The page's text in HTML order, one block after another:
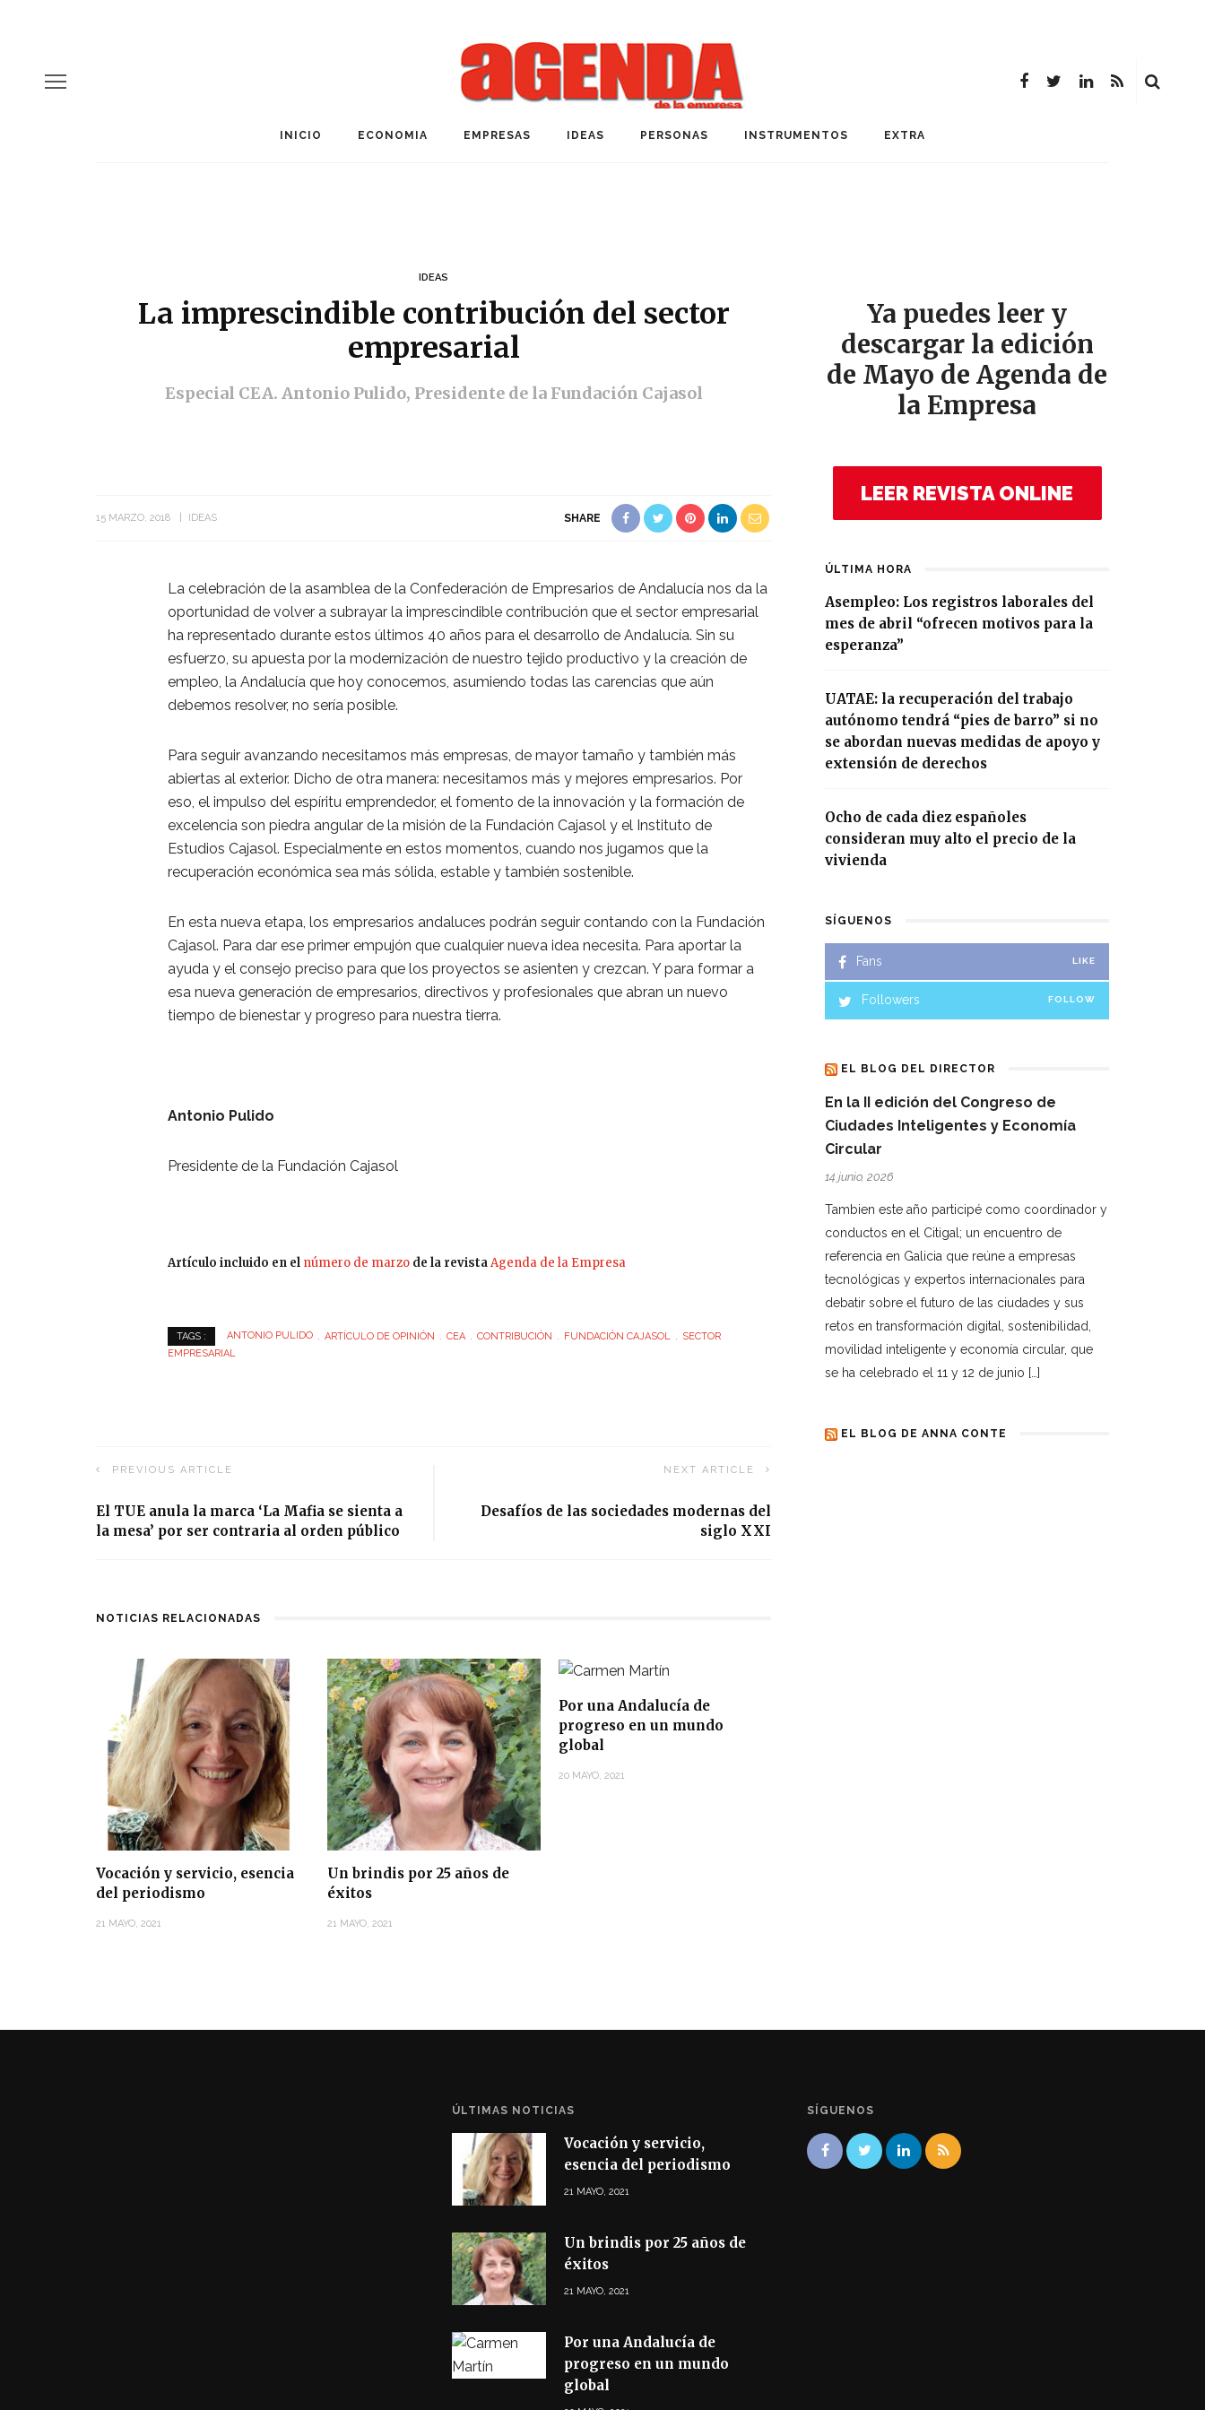
INICIO ECONOMIA EMPRESAS IDEAS PERSONAS INSTRUMENTOS EXTRA
IDEAS
La imprescindible contribución del sector
empresarial
Especial CEA. Antonio Pulido, Presidente de la Fundación Cajasol
15 MARZO, 2018 IDEAS SHARE
La celebración de la asamblea de la Confederación de Empresarios de Andalucía nos da la
oportunidad de volver a subrayar la imprescindible contribución que el sector empresarial
ha representado durante estos últimos 40 años para el desarrollo de Andalucía. Sin su
esfuerzo, su apuesta por la modernización de nuestro tejido productivo y la creación de
empleo, la Andalucía que hoy conocemos, asumiendo todas las carencias que aún
debemos resolver, no sería posible.
Para seguir avanzando necesitamos más empresas, de mayor tamaño y también más
abiertas al exterior. Dicho de otra manera: necesitamos más y mejores empresarios. Por
eso, el impulso del espíritu emprendedor, el fomento de la innovación y la formación de
excelencia son piedra angular de la misión de la Fundación Cajasol y el Instituto de
Estudios Cajasol. Especialmente en estos momentos, cuando nos jugamos que la
recuperación económica sea más sólida, estable y también sostenible.
En esta nueva etapa, los empresarios andaluces podrán seguir contando con la Fundación
Cajasol. Para dar ese primer empujón que cualquier nueva idea necesita. Para aportar la
ayuda y el consejo preciso para que los proyectos se asienten y crezcan. Y para formar a
esa nueva generación de empresarios, directivos y profesionales que abran un nuevo
tiempo de bienestar y progreso para nuestra tierra.
Antonio Pulido
Presidente de la Fundación Cajasol
Artículo incluido en el número de marzo de la revistaAgenda de la Empresa
TAGS : ANTONIO PULIDO ARTÍCULO DE OPINIÓN CEA CONTRIBUCIÓN FUNDACIÓN CAJASOL
SECTOR
EMPRESARIAL
PREVIOUS ARTICLE
El TUE anula la marca ‘La Mafia se sienta a
la mesa’ por ser contraria al orden público
NEXT ARTICLE
Desafíos de las sociedades modernas del
siglo XXI
NOTICIAS RELACIONADAS
Vocación y servicio, esencia
del periodismo
21 MAYO, 2021
Un brindis por 25 años de
éxitos
21 MAYO, 2021
Por una Andalucía de
progreso en un mundo
global
20 MAYO, 2021
Ya puedes leer y
descargar la edición
de Mayo de Agenda de
la Empresa
LEER REVISTA ONLINE
ÚLTIMA HORA
Asempleo: Los registros laborales del
mes de abril “ofrecen motivos para la
esperanza”
UATAE: la recuperación del trabajo
autónomo tendrá “pies de barro” si no
se abordan nuevas medidas de apoyo y
extensión de derechos
Ocho de cada diez españoles
consideran muy alto el precio de la
vivienda
SÍGUENOS
Fans LIKE
Followers FOLLOW
EL BLOG DEL DIRECTOR
En la II edición del Congreso de
Ciudades Inteligentes y Economía
Circular
14 junio, 2026
Tambien este año participé como coordinador y
conductos en el Citigal; un encuentro de
referencia en Galicia que reúne a empresas
tecnológicas y expertos internacionales para
debatir sobre el futuro de las ciudades y sus
retos en transformación digital, sostenibilidad,
movilidad inteligente y economía circular, que
se ha celebrado el 11 y 12 de junio […]
EL BLOG DE ANNA CONTE
ÚLTIMAS NOTICIAS
Vocación y servicio,
esencia del periodismo
21 MAYO, 2021
Un brindis por 25 años de
éxitos
21 MAYO, 2021
Por una Andalucía de
progreso en un mundo
global
SÍGUENOS